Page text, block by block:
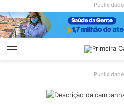
Publicidade
Menu
Publicidade